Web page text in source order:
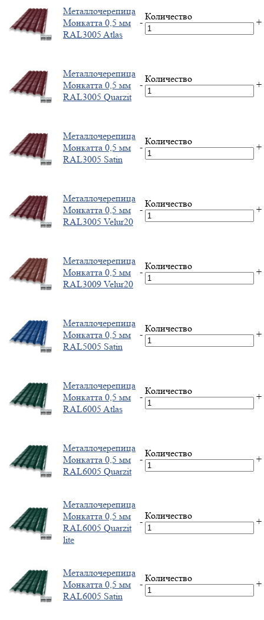
Металлочерепица
Монкатта 0,5 мм
RAL3005 Atlas
-
Количество
+
Металлочерепица
Монкатта 0,5 мм
RAL3005 Quarzit
-
Количество
+
Металлочерепица
Монкатта 0,5 мм
RAL3005 Satin
-
Количество
+
Металлочерепица
Монкатта 0,5 мм
RAL3005 Velur20
-
Количество
+
Металлочерепица
Монкатта 0,5 мм
RAL3009 Velur20
-
Количество
+
Металлочерепица
Монкатта 0,5 мм
RAL5005 Satin
-
Количество
+
Металлочерепица
Монкатта 0,5 мм
RAL6005 Atlas
-
Количество
+
Металлочерепица
Монкатта 0,5 мм
RAL6005 Quarzit
-
Количество
+
Металлочерепица
Монкатта 0,5 мм
RAL6005 Quarzit
lite
-
Количество
+
Металлочерепица
Монкатта 0,5 мм
RAL6005 Satin
-
Количество
+